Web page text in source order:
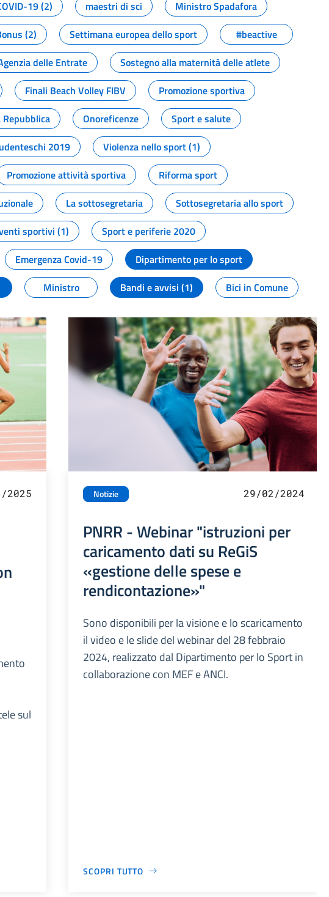
19 (2) maestri di sci
Ministro Spadafora
(2) Settimana europea dello sport
#beactive
delle Entrate
Sostegno alla maternità delle atlete
Finali Beach Volley FIBV
Promozione sportiva
Onoreficenze
Sport e salute
2019
Violenza nello sport (1)
Promozione attività sportiva
Riforma sport
La sottosegretaria
Sottosegretaria allo sport
sportivi (1)
Sport e periferie 2020
Emergenza Covid-19
Dipartimento per lo sport
Ministro Bandi e avvisi (1) Bici in Comune
2025
sul
Notizie 29/02/2024
PNRR - Webinar "istruzioni per
caricamento dati su ReGiS
«gestione delle spese e
rendicontazione»"
Sono disponibili per la visione e lo scaricamento
il video e le slide del webinar del 28 febbraio
2024, realizzato dal Dipartimento per lo Sport in
collaborazione con MEF e ANCI.
SCOPRI TUTTO